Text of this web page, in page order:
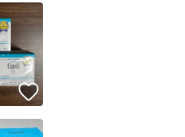
Yahoo!フリマの取引を完了させた実績が
他フリマサービスでの取引実績があります
品ページへ
キャンセル